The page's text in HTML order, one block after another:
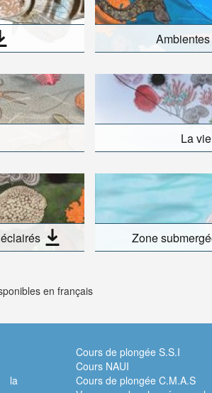
La
Zone
en français
la
Cours de plongée S.S.I
Cours NAUI
Cours de plongée C.M.A.S